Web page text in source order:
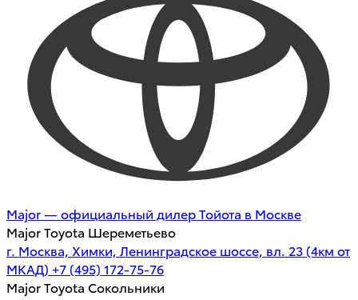
Major — официальный дилер Тойота в Москве
Major Toyota Шереметьево
г. Москва, Химки, Ленинградское шоссе, вл. 23 (4км от
МКАД) +7 (495) 172-75-76
Major Toyota Сокольники